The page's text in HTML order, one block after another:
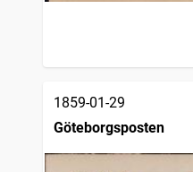
1859-01-29
Göteborgsposten